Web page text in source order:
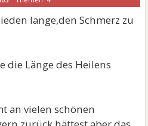
lange,den Schmerz zu
die Länge des Heilens
an vielen schönen